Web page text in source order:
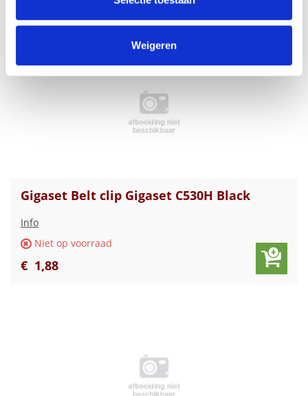
informatie die u aan ze heeft verstrekt of die ze hebben
Weigeren
Gigaset Belt clip Gigaset C530H Black
Info
Niet op voorraad
€ 1,88